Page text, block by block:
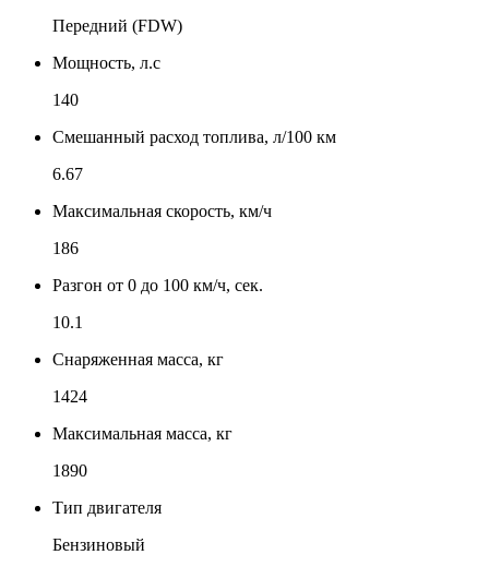
Передний (FDW)
Мощность, л.с
140
Смешанный расход топлива, л/100 км
6.67
Максимальная скорость, км/ч
186
Разгон от 0 до 100 км/ч, сек.
10.1
Снаряженная масса, кг
1424
Максимальная масса, кг
1890
Тип двигателя
Бензиновый